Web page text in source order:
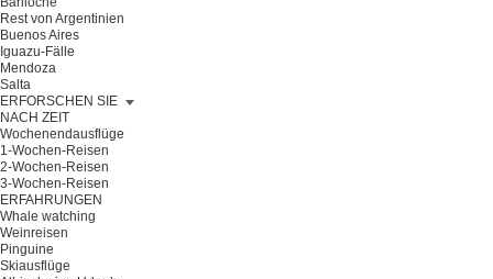
Rest von Argentinien
Buenos Aires
Iguazu-Fälle
Mendoza
Salta
ERFORSCHEN SIE
NACH ZEIT
Wochenendausflüge
1-Wochen-Reisen
2-Wochen-Reisen
3-Wochen-Reisen
ERFAHRUNGEN
Whale watching
Weinreisen
Pinguine
Skiausflüge